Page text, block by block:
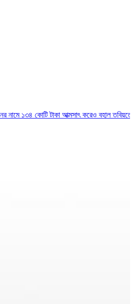
কোটি টাকা আত্মসাৎ করেও বহাল তবিয়তে